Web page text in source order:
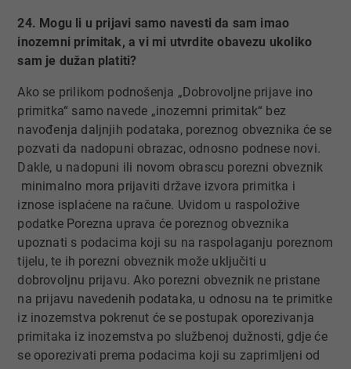
24. Mogu li u prijavi samo navesti da sam imao
inozemni primitak, a vi mi utvrdite obavezu ukoliko
sam je dužan platiti?
Ako se prilikom podnošenja „Dobrovoljne prijave ino
primitka“ samo navede „inozemni primitak“ bez
navođenja daljnjih podataka, poreznog obveznika će se
pozvati da nadopuni obrazac, odnosno podnese novi.
Dakle, u nadopuni ili novom obrascu porezni obveznik
minimalno mora prijaviti države izvora primitka i
iznose isplaćene na račune. Uvidom u raspoložive
podatke Porezna uprava će poreznog obveznika
upoznati s podacima koji su na raspolaganju poreznom
tijelu, te ih porezni obveznik može uključiti u
dobrovoljnu prijavu. Ako porezni obveznik ne pristane
na prijavu navedenih podataka, u odnosu na te primitke
iz inozemstva pokrenut će se postupak oporezivanja
primitaka iz inozemstva po službenoj dužnosti, gdje će
se oporezivati prema podacima koji su zaprimljeni od